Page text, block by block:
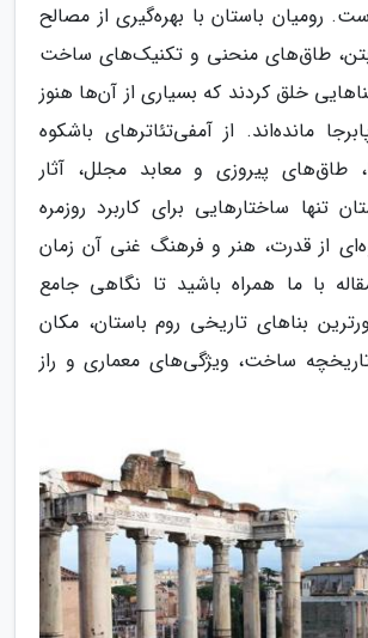
رومیان باستان با بهره‌گیری از مصالح
بتن، طاق‌های منحنی و تکنیک‌های ساخت
خلق کردند که بسیاری از آن‌ها هنوز
مانده‌اند. از آمفی‌تئاترهای باشکوه
طاق‌های پیروزی و معابد مجلل، آثار
تنها ساختارهایی برای کاربرد روزمره
از قدرت، هنر و فرهنگ غنی آن زمان
با ما همراه باشید تا نگاهی جامع
بناهای تاریخی روم باستان، مکان
تاریخچه ساخت، ویژگی‌های معماری و راز